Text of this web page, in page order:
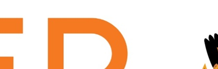
animal: